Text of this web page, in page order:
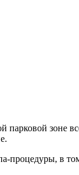
парковой зоне
процедуры, в